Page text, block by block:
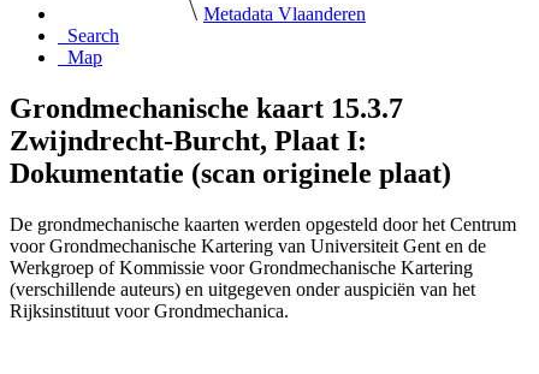
Metadata Vlaanderen
Search
Map
Grondmechanische kaart 15.3.7
Zwijndrecht-Burcht, Plaat I:
Dokumentatie (scan originele plaat)
De grondmechanische kaarten werden opgesteld door het Centrum
voor Grondmechanische Kartering van Universiteit Gent en de
Werkgroep of Kommissie voor Grondmechanische Kartering
(verschillende auteurs) en uitgegeven onder auspiciën van het
Rijksinstituut voor Grondmechanica.